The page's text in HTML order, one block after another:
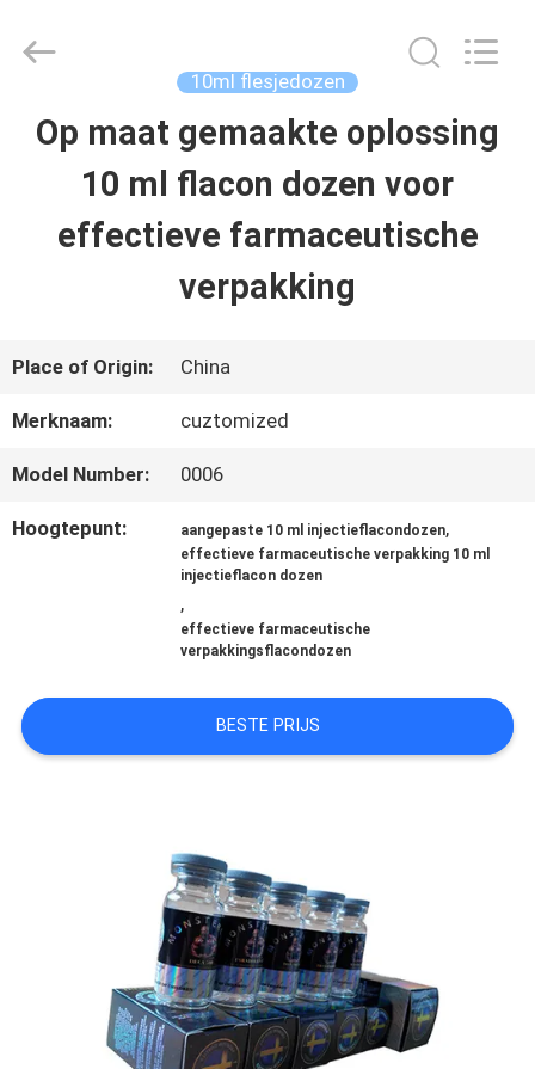
HUIS
PRODUCTEN
ONS
KWALITEITSCONTROLE
CONTACTEER
NIEUWS
PRIVACY
(Xiamen)
10ml flesjedozen
Op maat gemaakte oplossing
10 ml flacon dozen voor
effectieve farmaceutische
verpakking
Place of Origin: China
Merknaam: cuztomized
Model Number: 0006
Hoogtepunt: aangepaste 10 ml injectieflacondozen,
effectieve farmaceutische verpakking 10 ml
injectieflacon dozen
,
effectieve farmaceutische
verpakkingsflacondozen
BESTE PRIJS